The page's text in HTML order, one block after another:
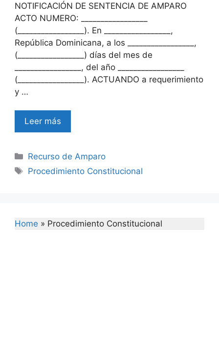
NOTIFICACIÓN DE SENTENCIA DE AMPARO
ACTO NUMERO: _________________
(_________________). En _________________,
República Dominicana, a los _________________,
(_________________) días del mes de
_________________, del año _________________
(_________________). ACTUANDO a requerimiento
y …
Leer más
Categories
Recurso de Amparo
Tags
Procedimiento Constitucional
Home » Procedimiento Constitucional